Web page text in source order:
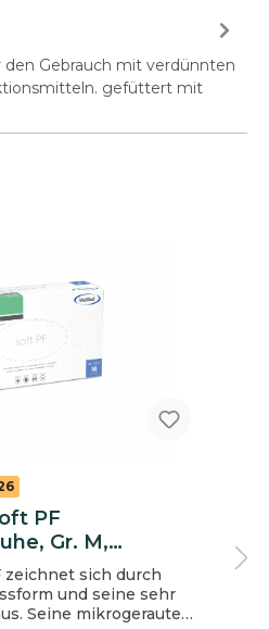
Gebrauch mit verdünnten
gefüttert mit
PF
Gr. M,
zeichnet sich durch
und seine sehr
Seine mikrogeraute